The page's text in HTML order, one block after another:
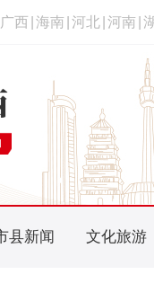
广西 海南 河北 河南
县新闻 文化旅游